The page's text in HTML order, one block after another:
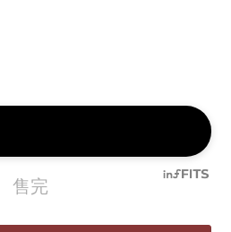
售完